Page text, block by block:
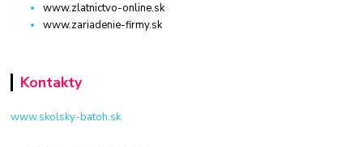
www.zlatnictvo-online.sk
www.zariadenie-firmy.sk
Kontakty
www.skolsky-batoh.sk